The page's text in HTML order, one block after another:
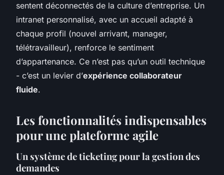
sentent déconnectés de la culture d’entreprise. Un
intranet personnalisé, avec un accueil adapté à
chaque profil (nouvel arrivant, manager,
télétravailleur), renforce le sentiment
d’appartenance. Ce n’est pas qu’un outil technique
- c’est un levier d’expérience collaborateur
fluide.
Les fonctionnalités indispensables
pour une plateforme agile
Un système de ticketing pour la gestion des
demandes